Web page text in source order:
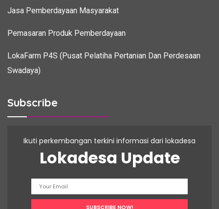
Jasa Pemberdayaan Masyarakat
Pemasaran Produk Pemberdayaan
LokaFarm P4S (Pusat Pelatiha Pertanian Dan Perdesaan
Swadaya)
Subscribe
Ikuti perkembangan terkini informasi dari lokadesa
Lokadesa Update